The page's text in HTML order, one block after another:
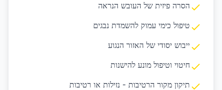
הסרה פיזית של העובש הנראה
טיפול כימי עמוק להשמדת נבגים
ייבוש יסודי של האזור הנגוע
חיטוי וטיפול מונע להישנות
תיקון מקור הרטיבות - נזילות או רטיבות